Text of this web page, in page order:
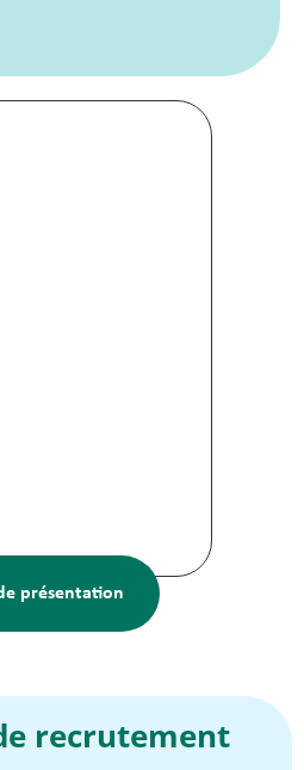
présentation
recrutement